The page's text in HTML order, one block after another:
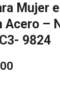
Mujer
Acero –
9824